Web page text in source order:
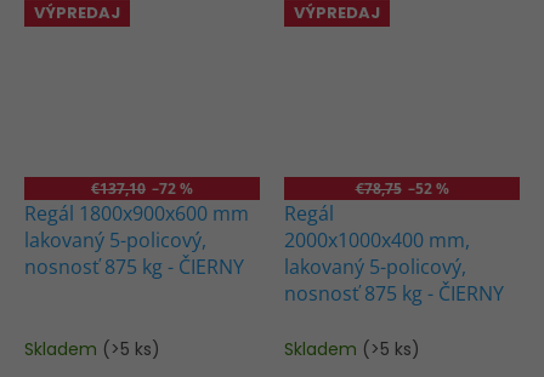
VÝPREDAJ
€137,10 –72 %
Regál 1800x900x600 mm
lakovaný 5-policový,
nosnosť 875 kg - ČIERNY
Skladem (>5 ks)
VÝPREDAJ
€78,75 –52 %
Regál
2000x1000x400 mm,
lakovaný 5-policový,
nosnosť 875 kg - ČIERNY
Skladem (>5 ks)